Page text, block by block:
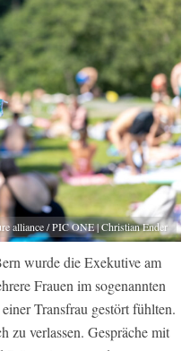
alliance / PIC ONE | Christian Ender
wurde die Exekutive am
Frauen im sogenannten
Transfrau gestört fühlten.
zu verlassen. Gespräche mit